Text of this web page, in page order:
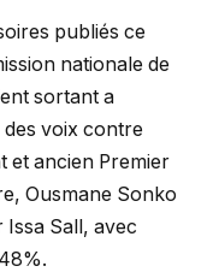
publiés ce
nationale de
sortant a
voix contre
et ancien Premier
Ousmane Sonko
Issa Sall, avec